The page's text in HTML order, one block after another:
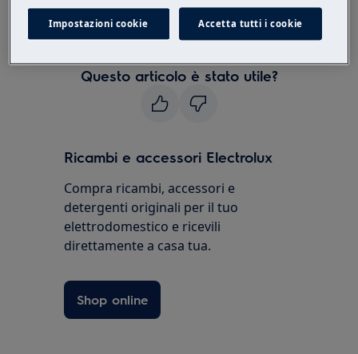
ciclo e le opzioni desiderati.
Per informazioni aggiuntive fare
Questo articolo è stato utile?
Ricambi e accessori Electrolux
Compra ricambi, accessori e
detergenti originali per il tuo
elettrodomestico e ricevili
direttamente a casa tua.
Shop online
Impostazioni cookie Accetta tutti i cookie